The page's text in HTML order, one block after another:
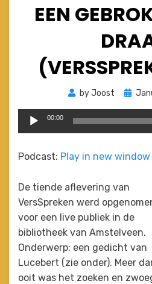
EEN
byJoost
Posted
Audio
Player
00:00
Podcast: Play in new window
De tiende aflevering van
VersSpreken werd
voor een live publiek in de
bibliotheek van Amstelveen.
Onderwerp: een gedicht van
Lucebert (zie onder). Meer
ooit was het zoeken en